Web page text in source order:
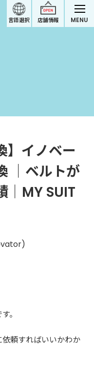
店舗情報
言語選択 MENU
】イノベー
｜ベルトが
｜MY SUIT
。
頼すればいいかわか